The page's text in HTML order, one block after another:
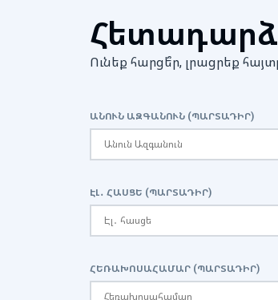
Ունեք հարցե՞ր, լրացրեք
ԱՆՈՒՆ ԱԶԳԱՆՈՒՆ (ՊԱՐՏԱԴԻՐ)
ԷԼ․ ՀԱՍՑԵ (ՊԱՐՏԱԴԻՐ)
ՀԵՌԱԽՈՍԱՀԱՄԱՐ (ՊԱՐՏԱԴԻՐ)